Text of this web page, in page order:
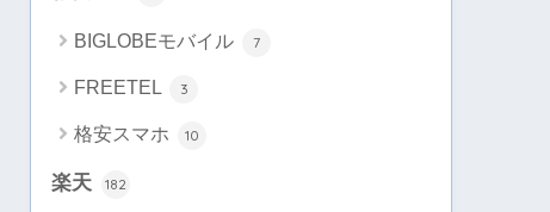
BIGLOBEモバイル 7
FREETEL 3
格安スマホ 10
楽天 182